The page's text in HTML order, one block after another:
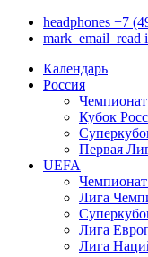
headphones +7
mark_email_read
Календарь
Россия
Кубок
Первая
UEFA
Лига
Лига
Лига